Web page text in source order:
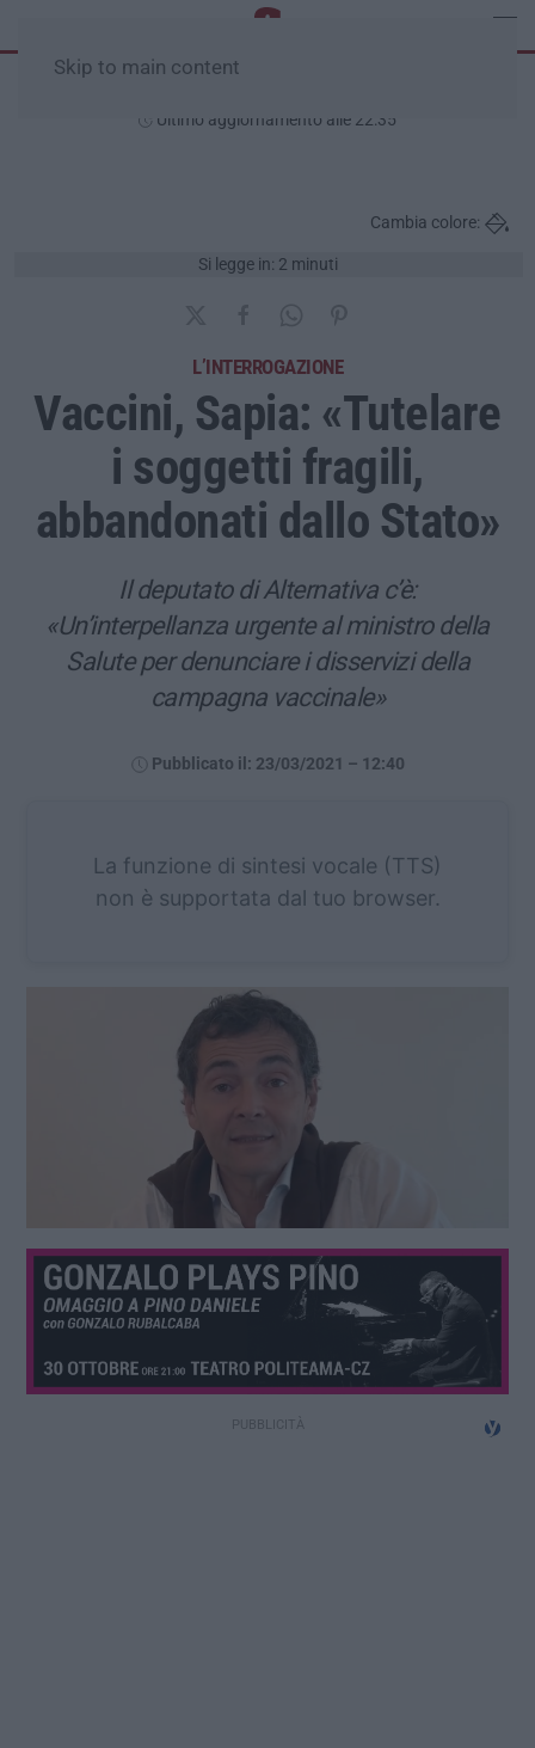
Skip to main content
Ultimo aggiornamento alle 22:35
Si legge in: 2 minuti
Cambia colore:
L’INTERROGAZIONE
Vaccini, Sapia: «Tutelare
i soggetti fragili,
abbandonati dallo Stato»
Il deputato di Alternativa c’è:
«Un’interpellanza urgente al ministro della
Salute per denunciare i disservizi della
campagna vaccinale»
Pubblicato il: 23/03/2021 – 12:40
La funzione di sintesi vocale (TTS)
non è supportata dal tuo browser.